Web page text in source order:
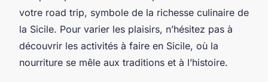
votre road trip, symbole de la richesse culinaire de
la Sicile. Pour varier les plaisirs, n’hésitez pas à
découvrir les activités à faire en Sicile, où la
nourriture se mêle aux traditions et à l’histoire.